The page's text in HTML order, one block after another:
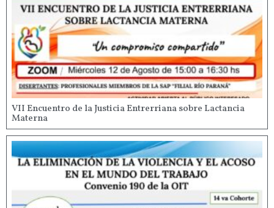
VII Encuentro de la Justicia Entrerriana sobre Lactancia
Materna